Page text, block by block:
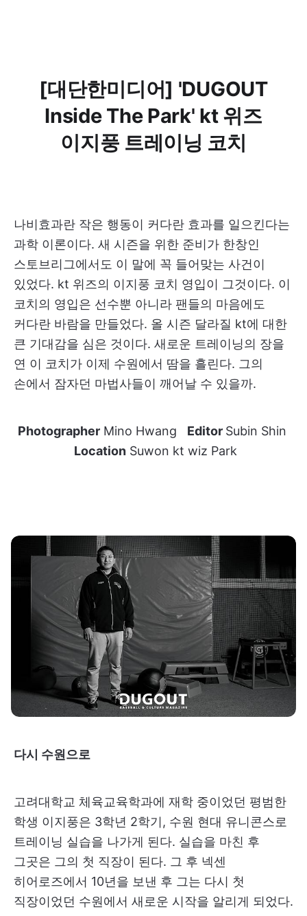
[대단한미디어] 'DUGOUT
Inside The Park' kt 위즈
이지풍 트레이닝 코치
나비효과란 작은 행동이 커다란 효과를 일으킨다는
과학 이론이다. 새 시즌을 위한 준비가 한창인
스토브리그에서도 이 말에 꼭 들어맞는 사건이
있었다. kt 위즈의 이지풍 코치 영입이 그것이다. 이
코치의 영입은 선수뿐 아니라 팬들의 마음에도
커다란 바람을 만들었다. 올 시즌 달라질 kt에 대한
큰 기대감을 심은 것이다. 새로운 트레이닝의 장을
연 이 코치가 이제 수원에서 땀을 흘린다. 그의
손에서 잠자던 마법사들이 깨어날 수 있을까.
PhotographerMino Hwang Editor Subin Shin
LocationSuwon kt wiz Park
다시 수원으로
고려대학교 체육교육학과에 재학 중이었던 평범한
학생 이지풍은 3학년 2학기, 수원 현대 유니콘스로
트레이닝 실습을 나가게 된다. 실습을 마친 후
그곳은 그의 첫 직장이 된다. 그 후 넥센
히어로즈에서 10년을 보낸 후 그는 다시 첫
직장이었던 수원에서 새로운 시작을 알리게 되었다.